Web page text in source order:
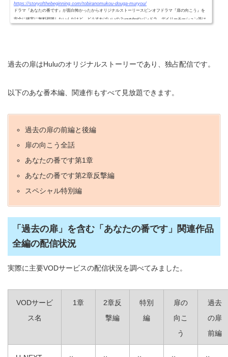
https://storyofthebeginning.com/tobiranomukou-douga-muryou/
ドラマ『あなたの番です』が面白怖かったからオリジナルストーリースピンオフドラマ『扉の向こう』を
安全に確実に無料視聴したいんだけど、どうすればいいの？youtubeやパンドラ、デイリーモーション等は
過去の扉はHuluのオリジナルストーリーであり、独占配信です。
以下のあな番本編、関連作もすべて見放題できます。
過去の扉の前編と後編
扉の向こう全話
あなたの番です第1章
あなたの番です第2章反撃編
スペシャル特別編
「過去の扉」を含む「あなたの番です」関連作品
全編の配信状況
実際に主要VODサービスの配信状況を調べてみました。
VODサービ
ス名
1章
2章反
撃編
特別
編
扉の
向こ
う
過去
の扉
前編